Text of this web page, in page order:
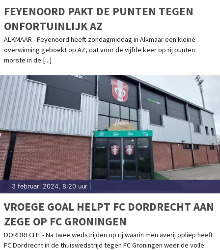
FEYENOORD PAKT DE PUNTEN TEGEN
ONFORTUINLIJK AZ
ALKMAAR - Feyenoord heeft zondagmiddag in Alkmaar een kleine
overwinning geboekt op AZ, dat voor de vijfde keer op rij punten
morste in de [...]
3 februari 2024, 8:20 uur
VROEGE GOAL HELPT FC DORDRECHT AAN
ZEGE OP FC GRONINGEN
DORDRECHT - Na twee wedstrijden op rij waarin men averij opliep heeft
FC Dordrecht in de thuiswedstrijd tegen FC Groningen weer de volle